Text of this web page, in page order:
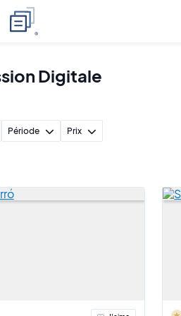
Digitale
Période Prix